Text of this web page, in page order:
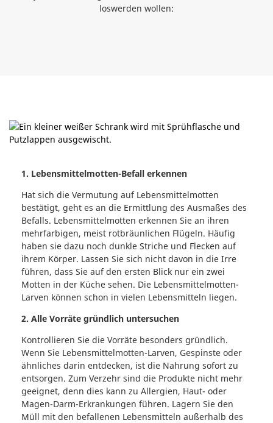
loswerden wollen:
1. Lebensmittelmotten-Befall erkennen
Hat sich die Vermutung auf Lebensmittelmotten
bestätigt, geht es an die Ermittlung des Ausmaßes des
Befalls. Lebensmittelmotten erkennen Sie an ihren
mehrfarbigen, meist rotbräunlichen Flügeln. Häufig
haben sie dazu noch dunkle Striche und Flecken auf
ihrem Körper. Lassen Sie sich nicht davon in die Irre
führen, dass Sie auf den ersten Blick nur ein zwei
Motten in der Küche sehen. Die Lebensmittelmotten-
Larven können schon in vielen Lebensmitteln liegen.
2. Alle Vorräte gründlich untersuchen
Kontrollieren Sie die Vorräte besonders gründlich.
Wenn Sie Lebensmittelmotten-Larven, Gespinste oder
ähnliches darin entdecken, ist die Nahrung sofort zu
entsorgen. Zum Verzehr sind die Produkte nicht mehr
geeignet, denn dies kann zu Allergien, Haut- oder
Magen-Darm-Erkrankungen führen. Lagern Sie den
Müll mit den befallenen Lebensmitteln außerhalb des